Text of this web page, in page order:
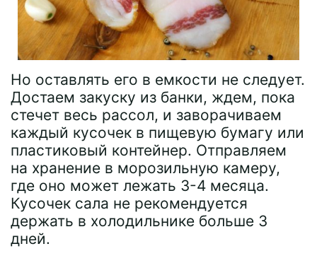
Но оставлять его в емкости не следует.
Достаем закуску из банки, ждем, пока
стечет весь рассол, и заворачиваем
каждый кусочек в пищевую бумагу или
пластиковый контейнер. Отправляем
на хранение в морозильную камеру,
где оно может лежать 3-4 месяца.
Кусочек сала не рекомендуется
держать в холодильнике больше 3
дней.